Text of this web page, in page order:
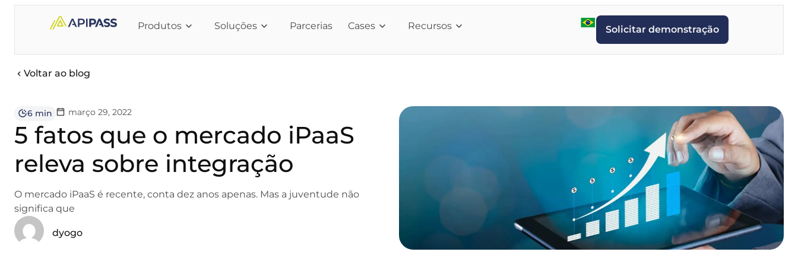
Produtos Soluções Parcerias Cases Recursos Solicitar demonstração
Voltar ao blog
6 min março 29, 2022
5 fatos que o mercado iPaaS
releva sobre integração
O mercado iPaaS é recente, conta dez anos apenas. Mas a juventude não
significa que
dyogo